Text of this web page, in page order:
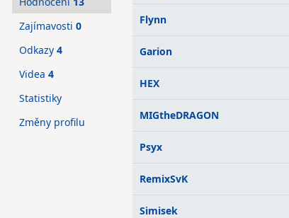
Flynn
Garion
HEX
MIGtheDRAGON
Psyx
RemixSvK
Simisek
Zajímavosti 0
Odkazy 4
Videa 4
Statistiky
Změny profilu